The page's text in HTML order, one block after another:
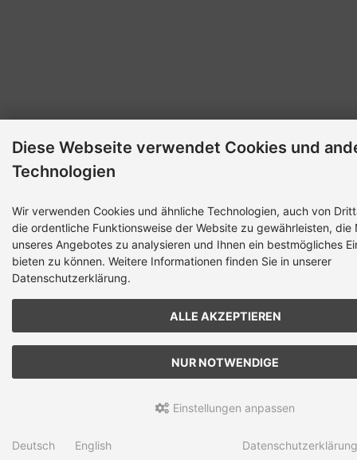
Diese Webseite verwendet Cookies und
Technologien
Wir verwenden Cookies und ähnliche Technologien, auch von
die ordentliche Funktionsweise der Website zu gewährleisten, die
unseres Angebotes zu analysieren und Ihnen ein bestmögliches
bieten zu können. Weitere Informationen finden Sie in unserer
Datenschutzerklärung.
ALLE AKZEPTIEREN
NUR NOTWENDIGE
Einstellungen anpassen
Deutsch English Datenschutzerklärung